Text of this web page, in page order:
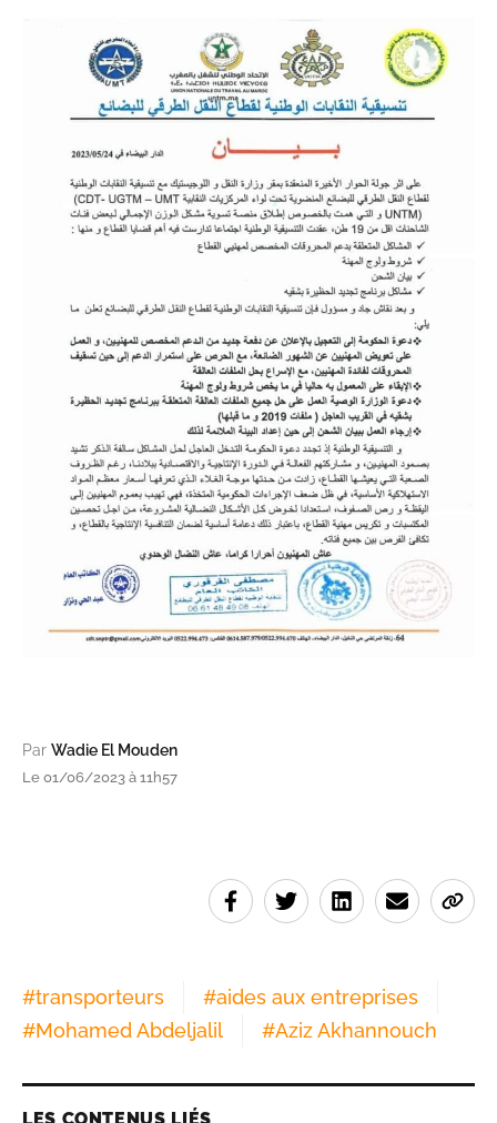
Par Wadie El Mouden
Le 01/06/2023 à 11h57
#transporteurs #aides aux entreprises
#Mohamed Abdeljalil #Aziz Akhannouch